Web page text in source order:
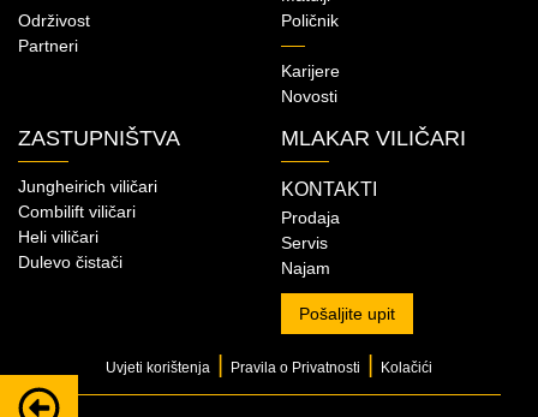
Zainteresirani ste za kupnju ili najam ovog modela?
Održivost
Partneri
Poličnik
Karijere
Novosti
ZASTUPNIŠTVA
Jungheirich viličari
Combilift viličari
Heli viličari
Dulevo čistači
MLAKAR VILIČARI
KONTAKTI
Prodaja
Servis
Najam
Pošaljite upit
Uvjeti korištenja Pravila o Privatnosti Kolačići